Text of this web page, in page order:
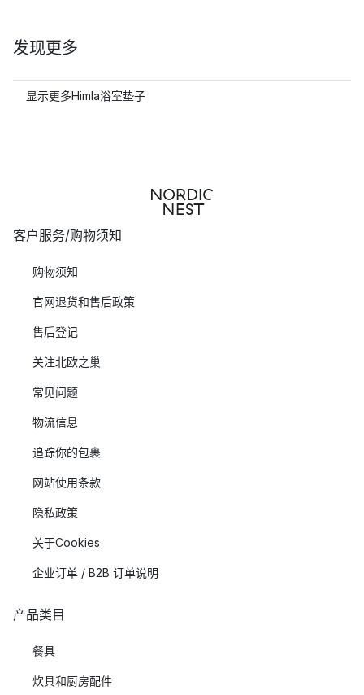
发现更多
显示更多Himla浴室垫子
客户服务/购物须知
购物须知
官网退货和售后政策
售后登记
关注北欧之巢
常见问题
物流信息
追踪你的包裹
网站使用条款
隐私政策
关于Cookies
企业订单 / B2B 订单说明
产品类目
餐具
炊具和厨房配件